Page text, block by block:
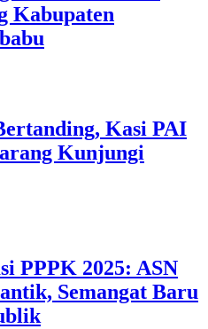
Kabupaten
Kasi PAI
Kunjungi
PPPK 2025: ASN
Semangat Baru